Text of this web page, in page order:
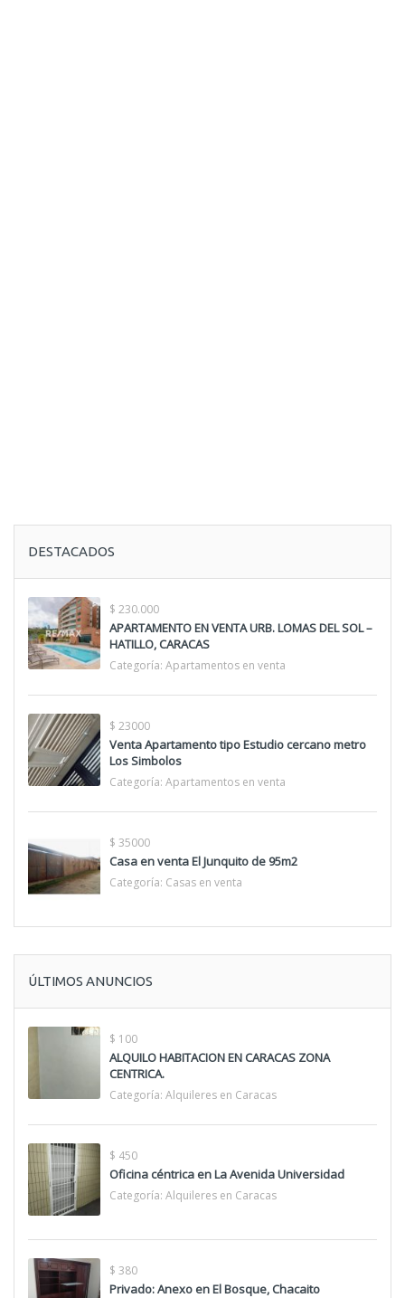
DESTACADOS
$ 230.000
APARTAMENTO EN VENTA URB. LOMAS DEL SOL –
HATILLO, CARACAS
Categoría: Apartamentos en venta
$ 23000
Venta Apartamento tipo Estudio cercano metro
Los Simbolos
Categoría: Apartamentos en venta
$ 35000
Casa en venta El Junquito de 95m2
Categoría: Casas en venta
ÚLTIMOS ANUNCIOS
$ 100
ALQUILO HABITACION EN CARACAS ZONA
CENTRICA.
Categoría: Alquileres en Caracas
$ 450
Oficina céntrica en La Avenida Universidad
Categoría: Alquileres en Caracas
$ 380
Privado: Anexo en El Bosque, Chacaito